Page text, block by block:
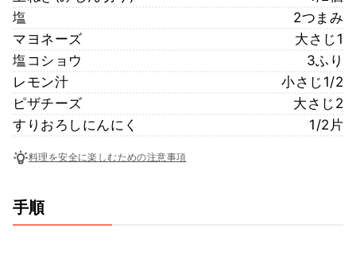
塩
2つまみ
マヨネーズ
大さじ1
塩コショウ
3ふり
レモン汁
小さじ1/2
ピザチーズ
大さじ2
すりおろしにんにく
1/2片
料理を安全に楽しむための注意事項
手順